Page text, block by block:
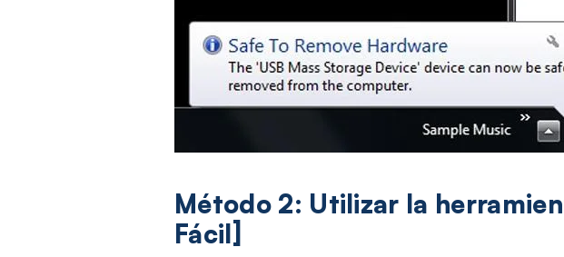
Método 2: Utilizar la
Fácil]